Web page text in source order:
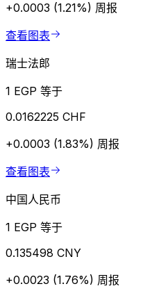
+0.0003 (1.21%) 周报
查看图表
瑞士法郎
1 EGP 等于
0.0162225 CHF
+0.0003 (1.83%) 周报
查看图表
中国人民币
1 EGP 等于
0.135498 CNY
+0.0023 (1.76%) 周报